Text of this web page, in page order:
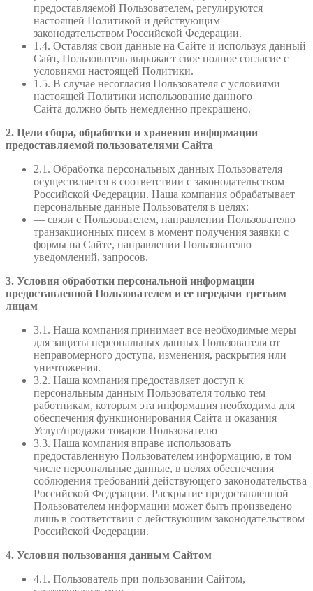
предоставляемой Пользователем, регулируются
настоящей Политикой и действующим
законодательством Российской Федерации.
1.4. Оставляя свои данные на Сайте и используя данный
Сайт, Пользователь выражает свое полное согласие с
условиями настоящей Политики.
1.5. В случае несогласия Пользователя с условиями
настоящей Политики использование данного
Сайта должно быть немедленно прекращено.
2. Цели сбора, обработки и хранения информации
предоставляемой пользователями Сайта
2.1. Обработка персональных данных Пользователя
осуществляется в соответствии с законодательством
Российской Федерации. Наша компания обрабатывает
персональные данные Пользователя в целях:
— связи с Пользователем, направлении Пользователю
транзакционных писем в момент получения заявки с
формы на Сайте, направлении Пользователю
уведомлений, запросов.
3. Условия обработки персональной информации
предоставленной Пользователем и ее передачи третьим
лицам
3.1. Наша компания принимает все необходимые меры
для защиты персональных данных Пользователя от
неправомерного доступа, изменения, раскрытия или
уничтожения.
3.2. Наша компания предоставляет доступ к
персональным данным Пользователя только тем
работникам, которым эта информация необходима для
обеспечения функционирования Сайта и оказания
Услуг/продажи товаров Пользователю
3.3. Наша компания вправе использовать
предоставленную Пользователем информацию, в том
числе персональные данные, в целях обеспечения
соблюдения требований действующего законодательства
Российской Федерации. Раскрытие предоставленной
Пользователем информации может быть произведено
лишь в соответствии с действующим законодательством
Российской Федерации.
4. Условия пользования данным Сайтом
4.1. Пользователь при пользовании Сайтом,